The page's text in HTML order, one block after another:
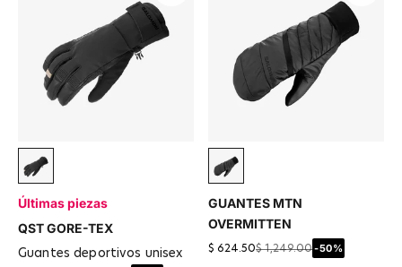
Negro
Últimas piezas
QST GORE-TEX
guantes deportivos unisex
Negro
GUANTES MTN
OVERMITTEN
$ 624.50$ 1,249.00-50%